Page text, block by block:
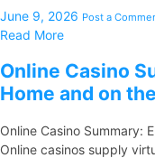
June 9, 2026 Post a
Read More
Online Casino
Home and on
Online Casino Summary:
Online casinos supply